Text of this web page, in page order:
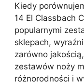
Kiedy
14 El Classbach
popularnymi
sklepach,
zarówno
zestawów noży
różnorodności i